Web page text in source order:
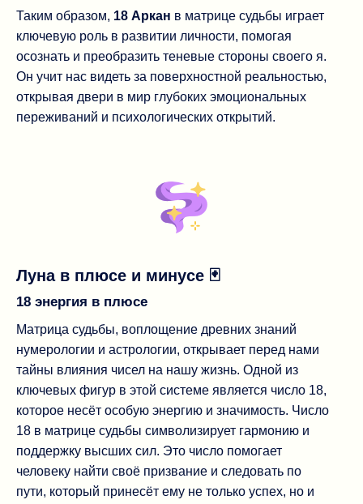
Таким образом, 18 Аркан в матрице судьбы играет
ключевую роль в развитии личности, помогая
осознать и преобразить теневые стороны своего я.
Он учит нас видеть за поверхностной реальностью,
открывая двери в мир глубоких эмоциональных
переживаний и психологических открытий.
Луна в плюсе и минусе 🃏
18 энергия в плюсе
Матрица судьбы, воплощение древних знаний
нумерологии и астрологии, открывает перед нами
тайны влияния чисел на нашу жизнь. Одной из
ключевых фигур в этой системе является число 18,
которое несёт особую энергию и значимость. Число
18 в матрице судьбы символизирует гармонию и
поддержку высших сил. Это число помогает
человеку найти своё призвание и следовать по
пути, который принесёт ему не только успех, но и